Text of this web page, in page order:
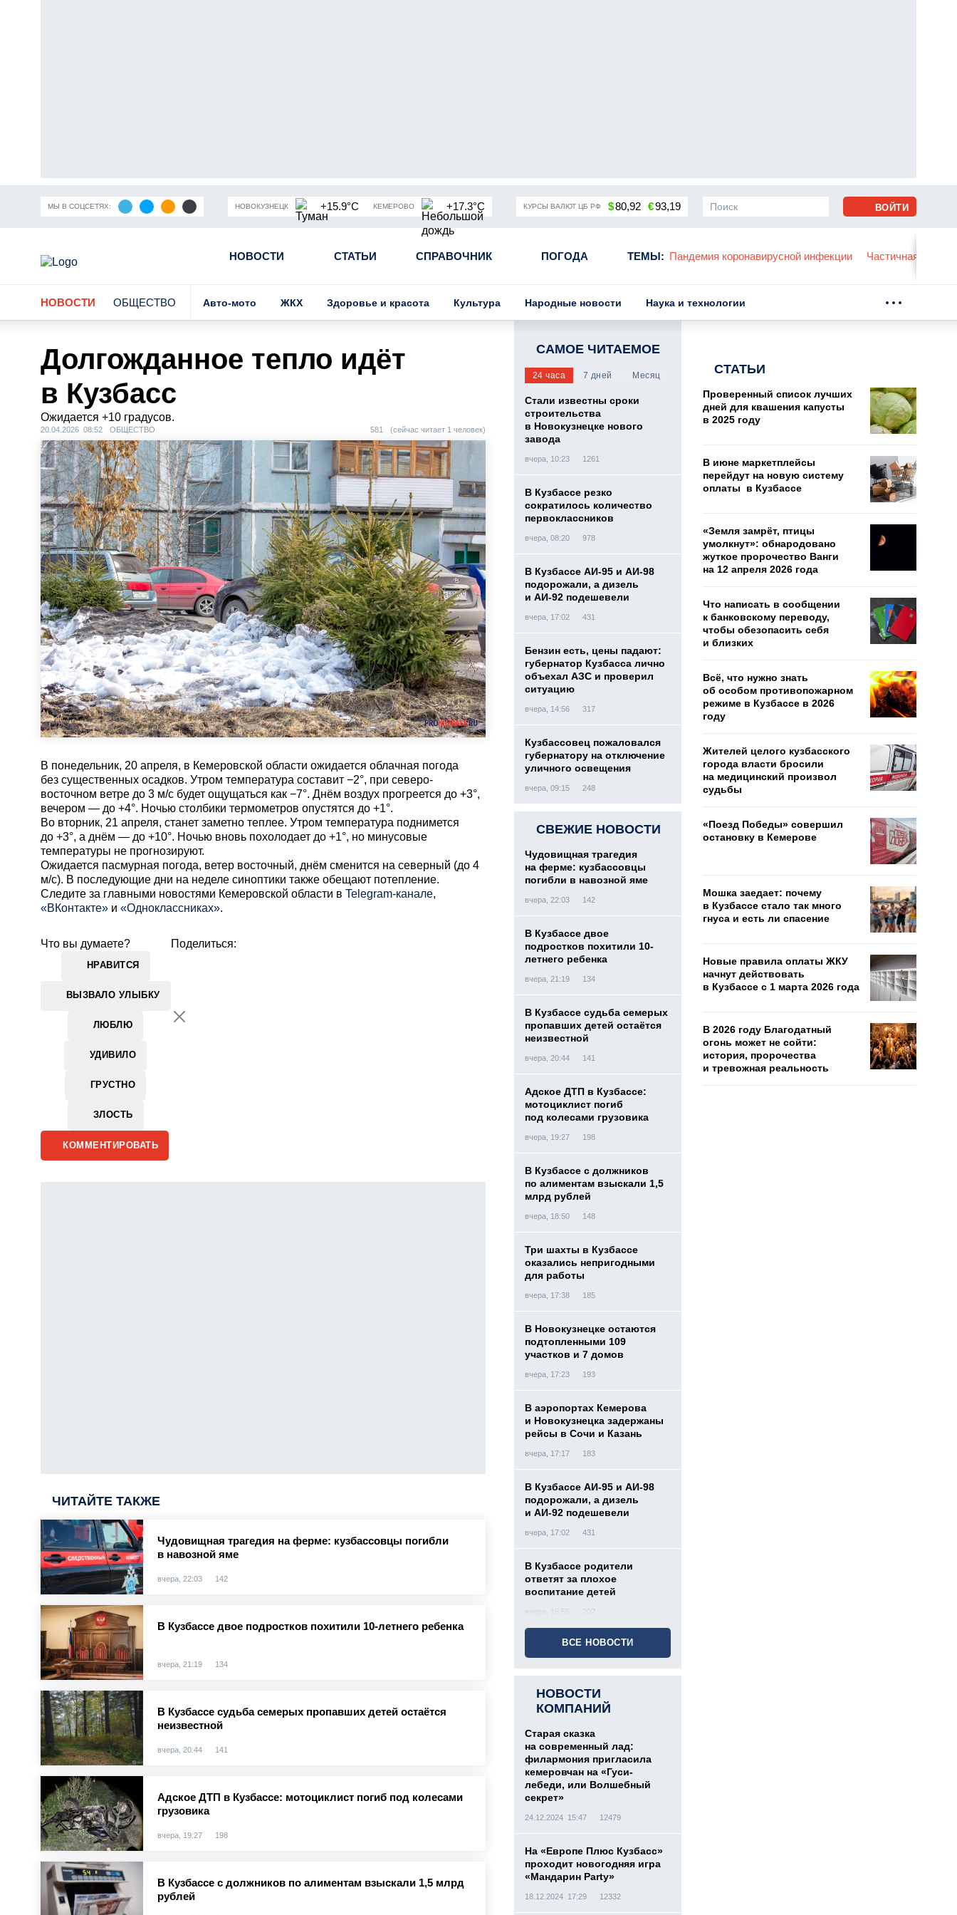
МЫ В СОЦСЕТЯХ: НОВОКУЗНЕЦК +15.9°C КЕМЕРОВО +17.3°C КУРСЫ ВАЛЮТ ЦБ РФ $80,92 €93,19
НОВОСТИ СТАТЬИ СПРАВОЧНИК ПОГОДА ТЕМЫ:
Кузбасса Пандемия коронавирусной инфекции Частичная мобилизация в России Угольная промышленность Кузбасса Пандемия коронавирусной инфекции Частичная
ВОЙТИ
НОВОСТИ ОБЩЕСТВО Авто-мото ЖКХ Здоровье и красота Культура Народные новости Наука и технологии
Долгожданное тепло идёт
в Кузбасс
Ожидается +10 градусов.
20.04.2026 08:52 ОБЩЕСТВО 581 (сейчас читает 1 человек)
В понедельник, 20 апреля, в Кемеровской области ожидается облачная погода
без существенных осадков. Утром температура составит −2°, при северо-
восточном ветре до 3 м/с будет ощущаться как −7°. Днём воздух прогреется до +3°,
вечером — до +4°. Ночью столбики термометров опустятся до +1°.
Во вторник, 21 апреля, станет заметно теплее. Утром температура поднимется
до +3°, а днём — до +10°. Ночью вновь похолодает до +1°, но минусовые
температуры не прогнозируют.
Ожидается пасмурная погода, ветер восточный, днём сменится на северный (до 4
м/с). В последующие дни на неделе синоптики также обещают потепление.
Cледите за главными новостями Кемеровской области в Telegram-канале,
«ВКонтакте» и «Одноклассниках».
Что вы думаете?
НРАВИТСЯ
ВЫЗВАЛО УЛЫБКУ
ЛЮБЛЮ
УДИВИЛО
ГРУСТНО
ЗЛОСТЬ
Поделиться:
КОММЕНТИРОВАТЬ
ЧИТАЙТЕ ТАКЖЕ
Чудовищная трагедия на ферме: кузбассовцы погибли
в навозной яме
вчера, 22:03 142
В Кузбассе двое подростков похитили 10-летнего ребенка
вчера, 21:19 134
В Кузбассе судьба семерых пропавших детей остаётся
неизвестной
вчера, 20:44 141
Адское ДТП в Кузбассе: мотоциклист погиб под колесами
грузовика
вчера, 19:27 198
В Кузбассе с должников по алиментам взыскали 1,5 млрд
рублей
САМОЕ ЧИТАЕМОЕ
24 часа 7 дней Месяц
Стали известны сроки
строительства
в Новокузнецке нового
завода
вчера, 10:23 1261
В Кузбассе резко
сократилось количество
первоклассников
вчера, 08:20 978
В Кузбассе АИ-95 и АИ-98
подорожали, а дизель
и АИ-92 подешевели
вчера, 17:02 431
Бензин есть, цены падают:
губернатор Кузбасса лично
объехал АЗС и проверил
ситуацию
вчера, 14:56 317
Кузбассовец пожаловался
губернатору на отключение
уличного освещения
вчера, 09:15 248
СВЕЖИЕ НОВОСТИ
Чудовищная трагедия
на ферме: кузбассовцы
погибли в навозной яме
вчера, 22:03 142
В Кузбассе двое
подростков похитили 10-
летнего ребенка
вчера, 21:19 134
В Кузбассе судьба семерых
пропавших детей остаётся
неизвестной
вчера, 20:44 141
Адское ДТП в Кузбассе:
мотоциклист погиб
под колесами грузовика
вчера, 19:27 198
В Кузбассе с должников
по алиментам взыскали 1,5
млрд рублей
вчера, 18:50 148
Три шахты в Кузбассе
оказались непригодными
для работы
вчера, 17:38 185
В Новокузнецке остаются
подтопленными 109
участков и 7 домов
вчера, 17:23 193
В аэропортах Кемерова
и Новокузнецка задержаны
рейсы в Сочи и Казань
вчера, 17:17 183
В Кузбассе АИ-95 и АИ-98
подорожали, а дизель
и АИ-92 подешевели
вчера, 17:02 431
В Кузбассе родители
ответят за плохое
воспитание детей
вчера, 16:56 202
ВСЕ НОВОСТИ
НОВОСТИ
КОМПАНИЙ
Старая сказка
на современный лад:
филармония пригласила
кемеровчан на «Гуси-
лебеди, или Волшебный
секрет»
24.12.2024 15:47 12479
На «Европе Плюс Кузбасс»
проходит новогодняя игра
«Мандарин Party»
18.12.2024 17:29 12332
СТАТЬИ
Проверенный список лучших
дней для квашения капусты
в 2025 году
В июне маркетплейсы
перейдут на новую систему
оплаты в Кузбассе
«Земля замрёт, птицы
умолкнут»: обнародовано
жуткое пророчество Ванги
на 12 апреля 2026 года
Что написать в сообщении
к банковскому переводу,
чтобы обезопасить себя
и близких
Всё, что нужно знать
об особом противопожарном
режиме в Кузбассе в 2026
году
Жителей целого кузбасского
города власти бросили
на медицинский произвол
судьбы
«Поезд Победы» совершил
остановку в Кемерове
Мошка заедает: почему
в Кузбассе стало так много
гнуса и есть ли спасение
Новые правила оплаты ЖКУ
начнут действовать
в Кузбассе с 1 марта 2026 года
В 2026 году Благодатный
огонь может не сойти:
история, пророчества
и тревожная реальность